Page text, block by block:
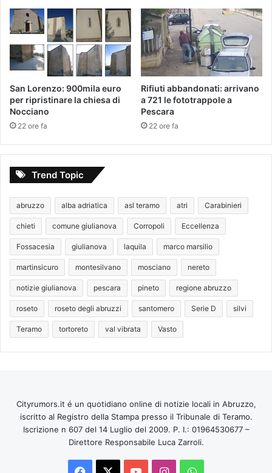
San Lorenzo: 900mila euro
per ripristinare la chiesa di
Nocciano
22 ore fa
Rifiuti abbandonati: arrivano
a 721 le fototrappole a
Pescara
22 ore fa
Trend Topic
abruzzo alba adriatica asl teramo atri Carabinieri
chieti comune giulianova Corropoli Eccellenza
Fossacesia giulianova laquila marco marsilio
martinsicuro montesilvano mosciano nereto
notizie giulianova pescara pineto regione abruzzo
roseto roseto degli abruzzi santomero Serie D silvi
Teramo tortoreto val vibrata Vasto
Cityrumors.it é un quotidiano online di notizie locali in Abruzzo,
iscritto al Registro della Stampa presso il Tribunale di Teramo.
Iscrizione n 607 del 14 Luglio del 2009. P. I.: 01964530677 –
Direttore Responsabile Luca Zarroli.